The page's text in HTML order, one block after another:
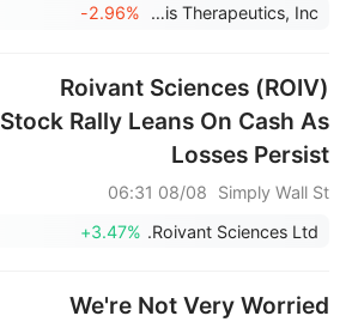
Aclaris Therapeutics, Inc.
-2.96%
Roivant Sciences (ROIV)
Stock Rally Leans On Cash As
Losses Persist
Simply Wall St
08/08 06:31
Roivant Sciences Ltd.
+3.47%
We're Not Very Worried